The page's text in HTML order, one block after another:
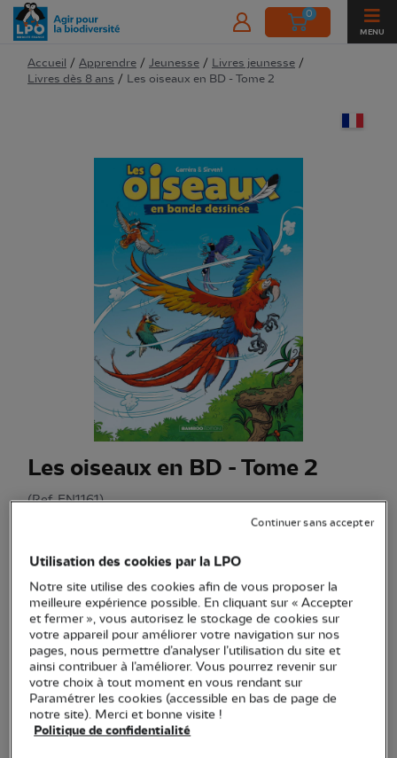
0
MENU
Accueil / Apprendre / Jeunesse / Livres jeunesse /
Livres dès 8 ans / Les oiseaux en BD - Tome 2
Les oiseaux en BD - Tome 2
(Ref.EN1161)
Entre humour et vérité scientifique, vous saurez tout sur les
zozios !Voir plus
Quantité
En stock
Utilisation des cookies par la LPO
Notre site utilise des cookies afin de vous proposer la
meilleure expérience possible. En cliquant sur « Accepter
et fermer », vous autorisez le stockage de cookies sur
votre appareil pour améliorer votre navigation sur nos
pages, nous permettre d’analyser l’utilisation du site et
ainsi contribuer à l’améliorer. Vous pourrez revenir sur
votre choix à tout moment en vous rendant sur
Paramétrer les cookies (accessible en bas de page de
notre site). Merci et bonne visite !
Politique de confidentialité
Continuer sans accepter